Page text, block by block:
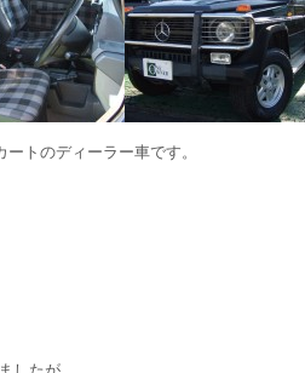
トのディーラー車です。